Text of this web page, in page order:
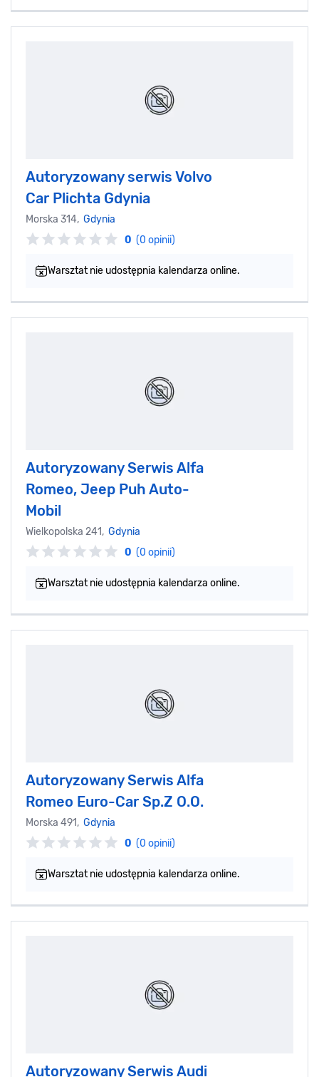
Autoryzowany serwis Volvo
Car Plichta Gdynia
Morska 314, Gdynia
0 (0 opinii)
Warsztat nie udostępnia kalendarza online.
Autoryzowany Serwis Alfa
Romeo, Jeep Puh Auto-
Mobil
Wielkopolska 241, Gdynia
0 (0 opinii)
Warsztat nie udostępnia kalendarza online.
Autoryzowany Serwis Alfa
Romeo Euro-Car Sp.Z O.O.
Morska 491, Gdynia
0 (0 opinii)
Warsztat nie udostępnia kalendarza online.
Autoryzowany Serwis Audi